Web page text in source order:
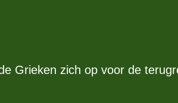
Grieken zich op voor de